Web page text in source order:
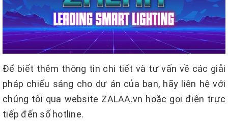
Để biết thêm thông tin chi tiết và tư vấn về các giải
pháp chiếu sáng cho dự án của bạn, hãy liên hệ với
chúng tôi qua website ZALAA.vn hoặc gọi điện trực
tiếp đến số hotline.